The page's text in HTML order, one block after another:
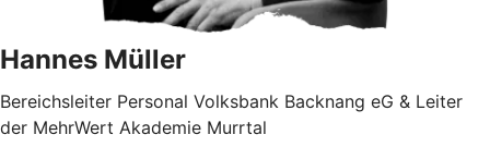
Hannes Müller
Bereichsleiter Personal Volksbank Backnang eG & Leiter
der MehrWert Akademie Murrtal